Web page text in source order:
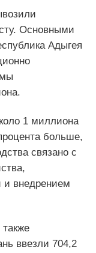
Основными
Адыгея
1 миллиона
больше,
связано с
внедрением
ввезли 704,2